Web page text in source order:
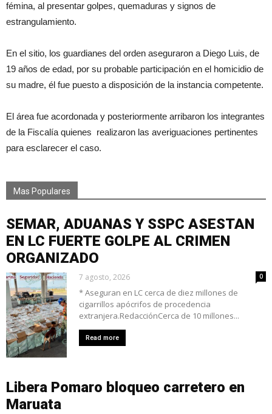
fémina, al presentar golpes, quemaduras y signos de
estrangulamiento.
En el sitio, los guardianes del orden aseguraron a Diego Luis, de
19 años de edad, por su probable participación en el homicidio de
su madre, él fue puesto a disposición de la instancia competente.
El área fue acordonada y posteriormente arribaron los integrantes
de la Fiscalía quienes realizaron las averiguaciones pertinentes
para esclarecer el caso.
Mas Populares
SEMAR, ADUANAS Y SSPC ASESTAN
EN LC FUERTE GOLPE AL CRIMEN
ORGANIZADO
7 agosto, 2026 0
* Aseguran en LC cerca de diez millones de
cigarrillos apócrifos de procedencia
extranjera.RedacciónCerca de 10 millones...
Read more
Libera Pomaro bloqueo carretero en
Maruata